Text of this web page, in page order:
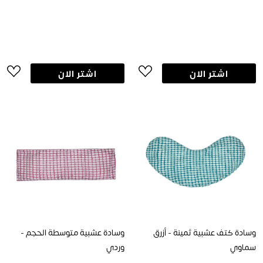
اشتر الان اشتر الان
وسادة كتف عشبية ثمينة - أزرق
سماوي
وسادة عشبية متوسطة الحجم -
وردي